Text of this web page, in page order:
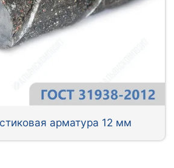
арматура 12 мм